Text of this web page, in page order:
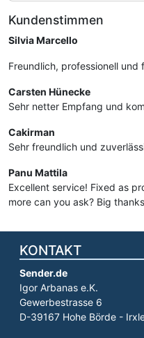
Kundenstimmen
Marcello
professionell und faire
Hünecke
netter Empfang und
und zuverlässig.
Mattila
service! Fixed as
can you ask? Big thanks!!!
KONTAKT
Sender.de
Igor Arbanas e.K.
Gewerbestrasse 6